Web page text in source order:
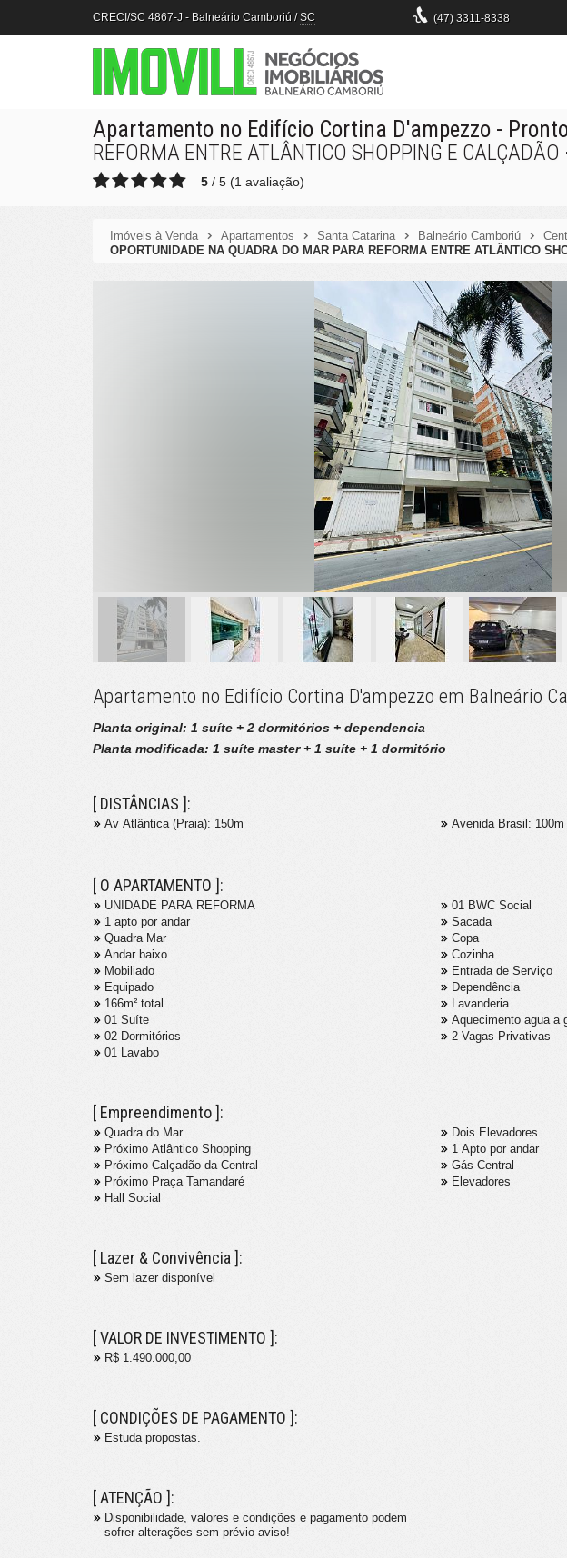
CRECI/SC 4867-J - Balneário Camboriú /SC (47) 3311-8338
Apartamento no Edifício Cortina D'ampezzo -
REFORMA ENTRE ATLÂNTICO SHOPPING E CALÇADÃO
5 / 5 (1 avaliação)
Imóveis à Venda Apartamentos Santa Catarina Balneário Camboriú
OPORTUNIDADE NA QUADRA DO MAR PARA REFORMA ENTRE ATLÂNTICO
Apartamento no Edifício Cortina D'ampezzo em Balneário
Planta original: 1 suíte + 2 dormitórios + dependencia
Planta modificada: 1 suíte master + 1 suíte + 1 dormitório
[ DISTÂNCIAS ]:
Av Atlântica (Praia): 150m Avenida Brasil: 100m
[ O APARTAMENTO ]:
UNIDADE PARA REFORMA
1 apto por andar
Quadra Mar
Andar baixo
Mobiliado
Equipado
166m² total
01 Suíte
02 Dormitórios
01 Lavabo
01 BWC Social
Sacada
Copa
Cozinha
Entrada de Serviço
Dependência
Lavanderia
Aquecimento agua a
2 Vagas Privativas
[ Empreendimento ]:
Quadra do Mar
Próximo Atlântico Shopping
Próximo Calçadão da Central
Próximo Praça Tamandaré
Hall Social
Dois Elevadores
1 Apto por andar
Gás Central
Elevadores
[ Lazer & Convivência ]:
Sem lazer disponível
[ VALOR DE INVESTIMENTO ]:
R$ 1.490.000,00
[ CONDIÇÕES DE PAGAMENTO ]:
Estuda propostas.
[ ATENÇÃO ]:
Disponibilidade, valores e condições e pagamento podem
sofrer alterações sem prévio aviso!